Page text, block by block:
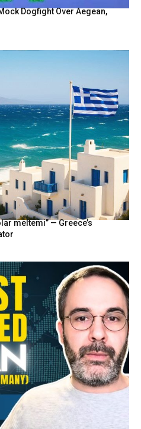
Dogfight Over Aegean,
meltemi” — Greece’s